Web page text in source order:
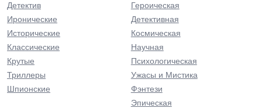
Детектив
Иронические
Исторические
Классические
Крутые
Триллеры
Шпионские
Героическая
Детективная
Космическая
Научная
Психологическая
Ужасы и Мистика
Фэнтези
Эпическая